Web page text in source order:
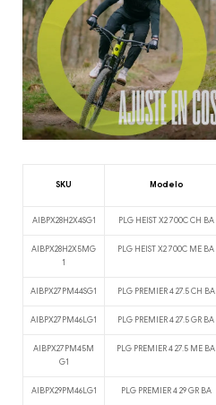
SKU Modelo
AIBPX28H2X4SG1 PLG HEIST X2 700C CH BA
AIBPX28H2X5MG
1
PLG HEIST X2 700C ME BA
AIBPX27PM44SG1 PLG PREMIER 4 27.5 CH BA
AIBPX27PM46LG1 PLG PREMIER 4 27.5 GR BA
AIBPX27PM45M
G1
PLG PREMIER 4 27.5 ME BA
AIBPX29PM46LG1 PLG PREMIER 4 29 GR BA